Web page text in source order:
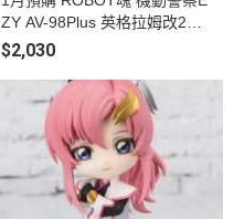
ZY AV-98Plus 英格拉姆改2號
機 可動完成品
$2,030